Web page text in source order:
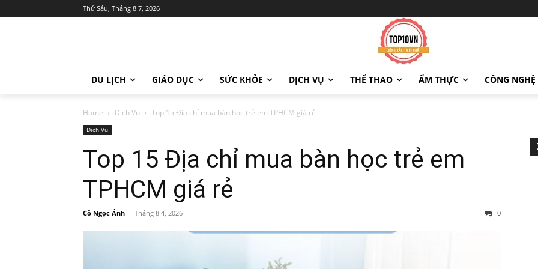
Thứ Sáu, Tháng 8 7, 2026
DU LỊCH GIÁO DỤC SỨC KHỎE DỊCH VỤ THỂ THAO ẨM THỰC CÔNG NGHỆ
Home Dịch Vụ Top 15 Địa chỉ mua bàn học trẻ em TPHCM giá rẻ
Dịch Vụ
Top 15 Địa chỉ mua bàn học trẻ em
TPHCM giá rẻ
Cô Ngọc Ánh - Tháng 8 4, 2026 0